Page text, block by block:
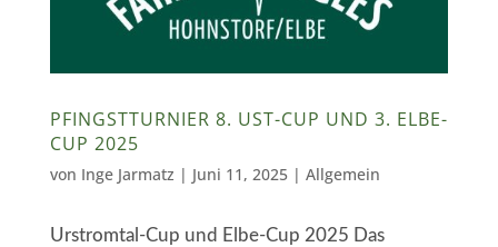
PFINGSTTURNIER 8. UST-CUP UND 3. ELBE-
CUP 2025
von Inge Jarmatz | Juni 11, 2025| Allgemein
Urstromtal-Cup und Elbe-Cup 2025 Das